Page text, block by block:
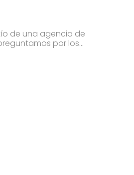
de una agencia de
por los...